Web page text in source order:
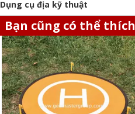
Dụng cụ địa kỹ thuật
Bạn cũng có thể thích
DRONE PAD (DIA. 750mm)